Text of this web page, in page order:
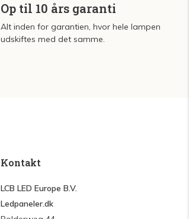
Op til 10 års garanti
Alt inden for garantien, hvor hele lampen
udskiftes med det samme.
Kontakt
LCB LED Europe B.V.
Ledpaneler.dk